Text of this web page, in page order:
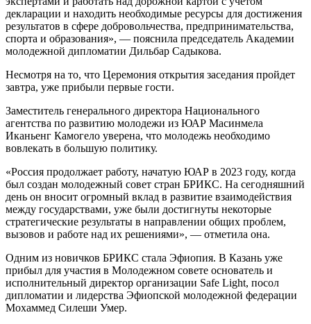
декларации и находить необходимые ресурсы для достижения
результатов в сфере добровольчества, предпринимательства,
спорта и образования», — пояснила председатель Академии
молодежной дипломатии Дильбар Садыкова.
Несмотря на то, что Церемония открытия заседания пройдет
завтра, уже прибыли первые гости.
Заместитель генерального директора Национального
агентства по развитию молодежи из ЮАР Масинмела
Иканьенг Камогело уверена, что молодежь необходимо
вовлекать в большую политику.
«Россия продолжает работу, начатую ЮАР в 2023 году, когда
был создан молодежный совет стран БРИКС. На сегодняшний
день он вносит огромный вклад в развитие взаимодействия
между государствами, уже были достигнуты некоторые
стратегические результаты в направлении общих проблем,
вызовов и работе над их решениями», — отметила она.
Одним из новичков БРИКС стала Эфиопия. В Казань уже
прибыл для участия в Молодежном совете основатель и
исполнительный директор организации Safe Light, посол
дипломатии и лидерства Эфиопской молодежной федерации
Мохаммед Силеши Умер.